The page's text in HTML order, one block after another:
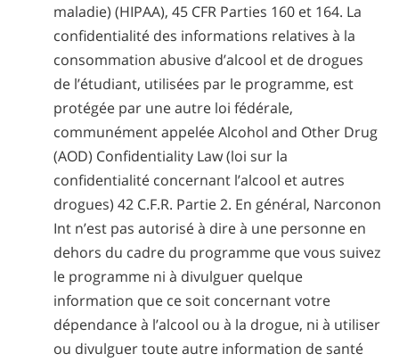
maladie) (HIPAA), 45 CFR Parties 160 et 164. La
confidentialité des informations relatives à la
consommation abusive d’alcool et de drogues
de l’étudiant, utilisées par le programme, est
protégée par une autre loi fédérale,
communément appelée Alcohol and Other Drug
(AOD) Confidentiality Law (loi sur la
confidentialité concernant l’alcool et autres
drogues) 42 C.F.R. Partie 2. En général, Narconon
Int n’est pas autorisé à dire à une personne en
dehors du cadre du programme que vous suivez
le programme ni à divulguer quelque
information que ce soit concernant votre
dépendance à l’alcool ou à la drogue, ni à utiliser
ou divulguer toute autre information de santé